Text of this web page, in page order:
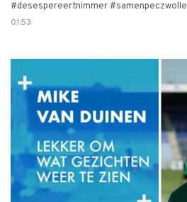
#desespereertnimmer #samenpeczwolle
01:53